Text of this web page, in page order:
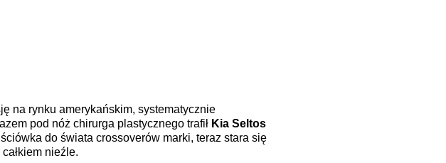
na rynku amerykańskim, systematycznie
pod nóż chirurga plastycznego trafił Kia Seltos
do świata crossoverów marki, teraz stara się
nieźle.